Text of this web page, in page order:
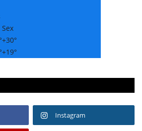
Sex
+30°
+19°
Instagram